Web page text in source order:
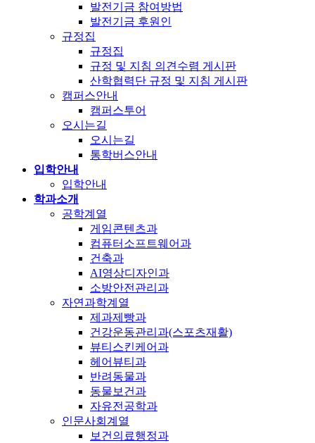
발전기금 참여방법
발전기금 후원인
규정집
규정집
규정 및 지침 의견수렴 게시판
산학협력단 규정 및 지침 게시판
캠퍼스안내
캠퍼스투어
오시는길
오시는길
통학버스안내
입학안내
입학안내
학과소개
공학계열
게임콘텐츠과
컴퓨터소프트웨어과
건축과
AI영상디자인과
소방안전관리과
자연과학계열
제과제빵과
건강운동관리과(스포츠재활)
뷰티스킨케어과
헤어뷰티과
반려동물과
동물보건과
자유전공학과
인문사회계열
보건의료행정과